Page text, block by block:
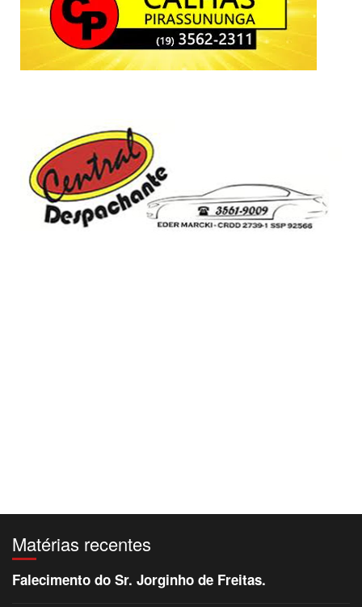
Matérias recentes
Falecimento do Sr. Jorginho de Freitas.